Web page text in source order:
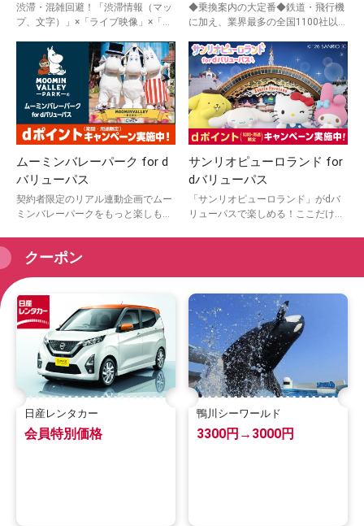
渋滞・混雑回避！「渋滞情報（マッ
プ、文字）」×「ライブ映像」×「ル
場」など盛り沢山★
◆乗換案内の大定番◆鉄道・飛行機
に加え、業界最多の全国1100社以
能！便利な機能も充実★
ムーミンバレーパーク for d
バリューパス
契約者限定のリアル連動企画でムー
ミンバレーパークをもっと楽しもう
サンリオピューロランド for
dバリューパス
「サンリオピューロランド」がdバ
リューパスで楽しめる！ここだけの
クーポン
日産レンタカー
会員特別価格
鴨川シーワールド
3300円→3000円